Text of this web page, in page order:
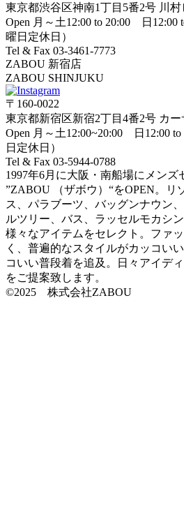
東京都渋谷区神南1丁目5番2号 川村
Open 月～土12:00 to 20:00 日12:00
曜日定休日）
Tel & Fax 03-3461-7773
ZABOU 新宿店
ZABOU SHINJUKU
〒160-0022
東京都新宿区新宿2丁目4番2号 カー
Open 月～土12:00~20:00 日12:00
日定休日）
Tel & Fax 03-5944-0788
1997年6月に大阪・南船場にメンズ
”ZABOU （ザボウ）“をOPEN。リ
ス、パラブーツ、バッグンナウン
ルツリー、バス、ラッセルモカシ
様々なアイテムをセレクト。ファ
く、普遍的なスタイルがカッコい
コいい普段着を追及。日々アイデ
をご提案致します。
©2025 株式会社ZABOU